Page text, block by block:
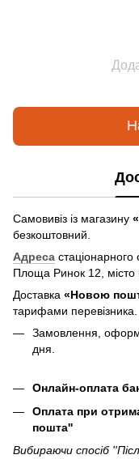
Самовивіз із магазину
безкоштовний.
Адреса
Площа Ринок 12, місто
Доставка «Новою
тарифами перевізника.
Замовлення,
дня.
Онлайн-оплата
Оплата при
пошта''
Вибираючи спосіб